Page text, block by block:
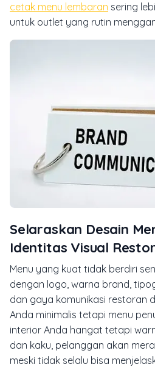
cetak menu lembaran sering
untuk outlet yang rutin
Selaraskan Desain
Identitas Visual
Menu yang kuat tidak berdiri
dengan logo, warna brand,
dan gaya komunikasi restoran
Anda minimalis tetapi menu
interior Anda hangat tetapi
dan kaku, pelanggan akan
meski tidak selalu bisa